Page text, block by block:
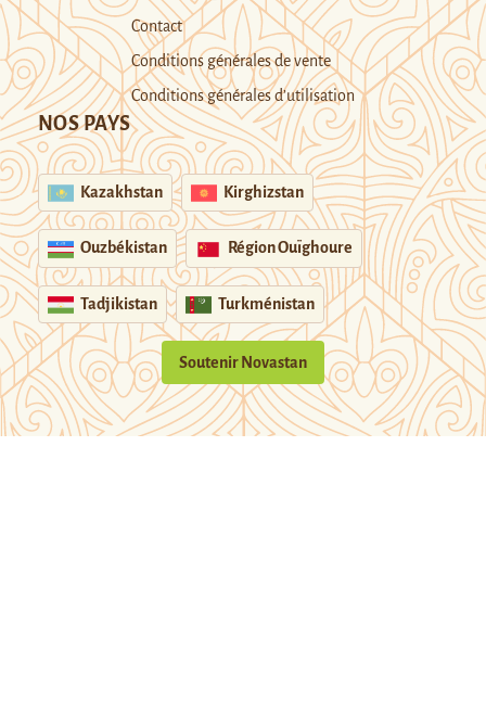
Contact
Conditions générales de vente
Conditions générales d’utilisation
NOS PAYS
Kazakhstan Kirghizstan
Ouzbékistan Région Ouïghoure
Tadjikistan Turkménistan
Soutenir Novastan